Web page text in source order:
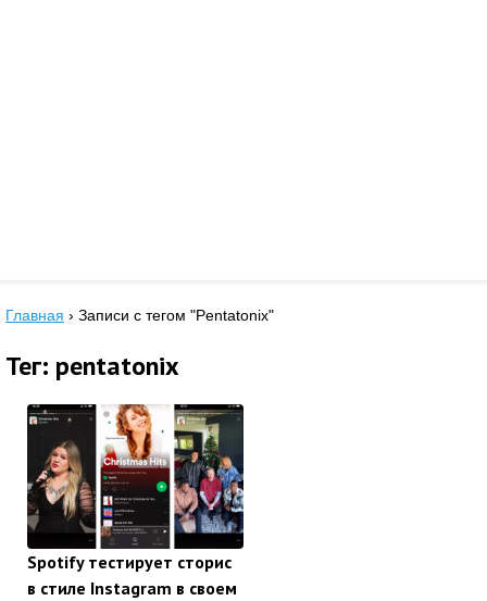
Главная › Записи с тегом "Pentatonix"
Тег: pentatonix
Spotify тестирует сторис
в стиле Instagram в своем